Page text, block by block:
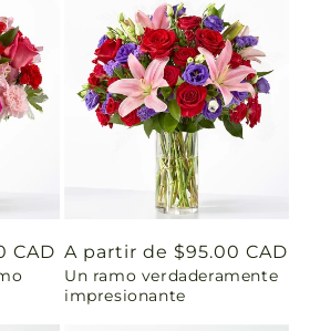
CAD Precio
habitual
A partir de $95.00 CAD
Un ramo verdaderamente
impresionante